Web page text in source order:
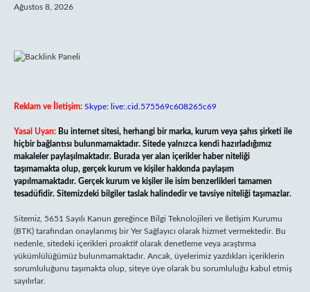
Ağustos 8, 2026
Reklam ve İletişim: Skype: live:.cid.575569c608265c69
Yasal Uyarı: Bu internet sitesi, herhangi bir marka, kurum veya şahıs şirketi ile
hiçbir bağlantısı bulunmamaktadır. Sitede yalnızca kendi hazırladığımız
makaleler paylaşılmaktadır. Burada yer alan içerikler haber niteliği
taşımamakta olup, gerçek kurum ve kişiler hakkında paylaşım
yapılmamaktadır. Gerçek kurum ve kişiler ile isim benzerlikleri tamamen
tesadüfidir. Sitemizdeki bilgiler taslak halindedir ve tavsiye niteliği taşımazlar.
Sitemiz, 5651 Sayılı Kanun gereğince Bilgi Teknolojileri ve İletişim Kurumu
(BTK) tarafından onaylanmış bir Yer Sağlayıcı olarak hizmet vermektedir. Bu
nedenle, sitedeki içerikleri proaktif olarak denetleme veya araştırma
yükümlülüğümüz bulunmamaktadır. Ancak, üyelerimiz yazdıkları içeriklerin
sorumluluğunu taşımakta olup, siteye üye olarak bu sorumluluğu kabul etmiş
sayılırlar.